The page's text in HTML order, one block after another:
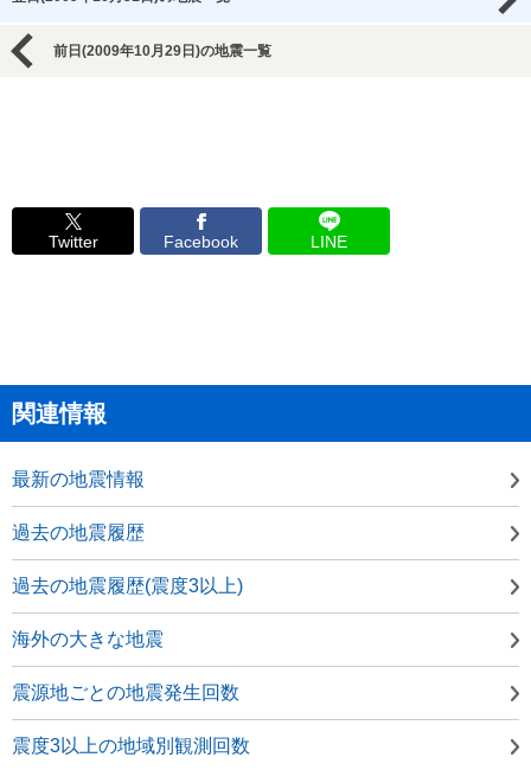
前日(2009年10月29日)の地震一覧
Twitter Facebook LINE
関連情報
最新の地震情報
過去の地震履歴
過去の地震履歴(震度3以上)
海外の大きな地震
震源地ごとの地震発生回数
震度3以上の地域別観測回数